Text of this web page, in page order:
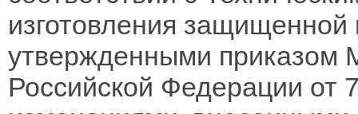
изготовления защищенной
утвержденными приказом
Российской Федерации от